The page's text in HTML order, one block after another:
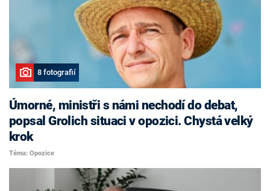
8 fotografií
Úmorné, ministři s námi nechodí do debat,
popsal Grolich situaci v opozici. Chystá velký
krok
Téma: Opozice